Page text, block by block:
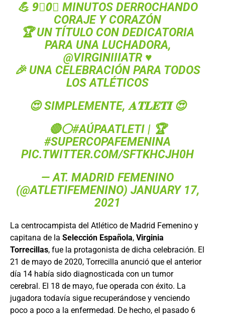
💪 9⃣0⃣ MINUTOS DERROCHANDO
CORAJE Y CORAZÓN
🏆 UN TÍTULO CON DEDICATORIA
PARA UNA LUCHADORA,
@VIRGINIIIATR♥️
🎉 UNA CELEBRACIÓN PARA TODOS
LOS ATLÉTICOS
😍 SIMPLEMENTE, 𝐀𝐓𝐋𝐄𝐓𝐈 😍
🔴⚪#AÚPAATLETI| 🏆
#SUPERCOPAFEMENINA
PIC.TWITTER.COM/SFTKHCJH0H
— AT. MADRID FEMENINO
(@ATLETIFEMENINO) JANUARY 17,
2021
La centrocampista del Atlético de Madrid Femenino y
capitana de la Selección Española, Virginia
Torrecillas, fue la protagonista de dicha celebración. El
21 de mayo de 2020, Torrecilla anunció que el anterior
día 14 había sido diagnosticada con un tumor
cerebral. El 18 de mayo, fue operada con éxito. La
jugadora todavía sigue recuperándose y venciendo
poco a poco a la enfermedad. De hecho, el pasado 6